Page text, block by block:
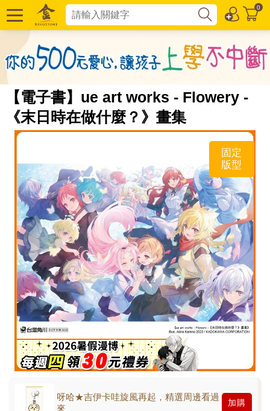
0
【電子書】ue art works - Flowery -
《末日時在做什麼？》畫集
固定
版型
呀哈★吉伊卡哇旋風再起，精選周邊看過
來
加購